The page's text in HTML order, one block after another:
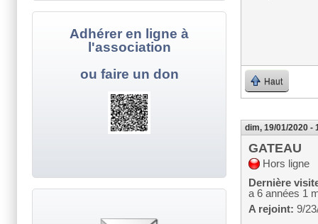
Haut
dim, 19/01/2020 -
GATEAU
Hors ligne
Dernière
a 6 années 1
A rejoint: 9/
Adhérer en ligne à
l'association
ou faire un don